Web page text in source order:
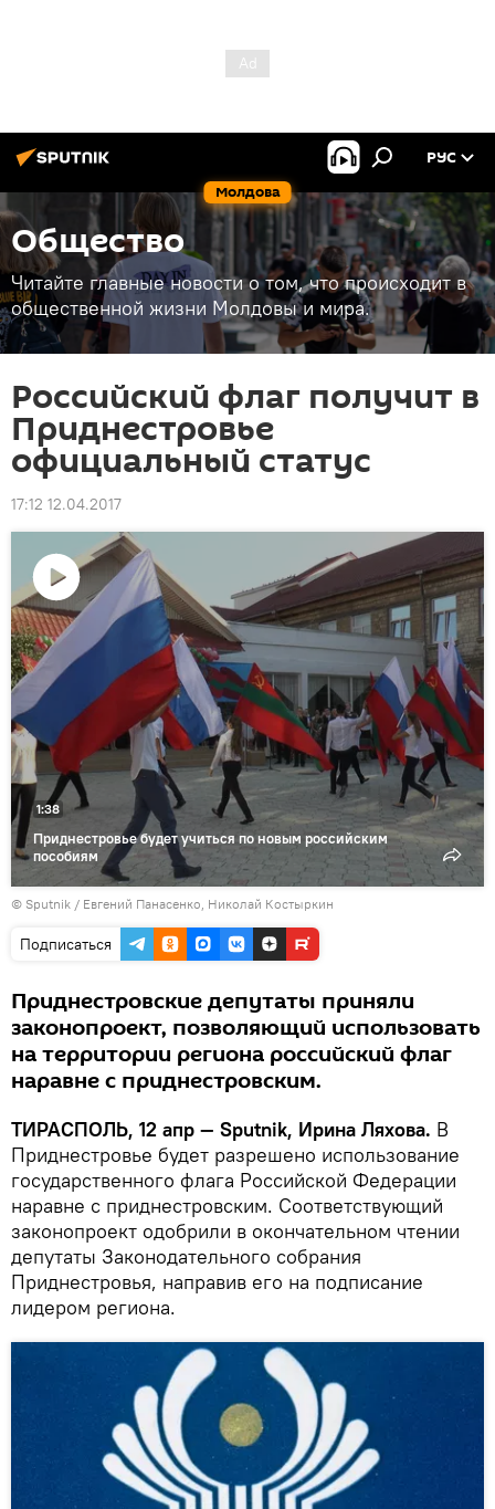
Молдова
РУС
Общество
Читайте главные новости о том, что происходит в
общественной жизни Молдовы и мира.
Российский флаг получит в
Приднестровье
официальный статус
17:12 12.04.2017
Воспроизвести
видео
Приднестровье будет учиться по новым российским
пособиям
1:38
© Sputnik / Евгений Панасенко, Николай Костыркин
Подписаться
Приднестровские депутаты приняли
законопроект, позволяющий использовать
на территории региона российский флаг
наравне с приднестровским.
ТИРАСПОЛЬ, 12 апр — Sputnik, Ирина Ляхова. В
Приднестровье будет разрешено использование
государственного флага Российской Федерации
наравне с приднестровским. Соответствующий
законопроект одобрили в окончательном чтении
депутаты Законодательного собрания
Приднестровья, направив его на подписание
лидером региона.